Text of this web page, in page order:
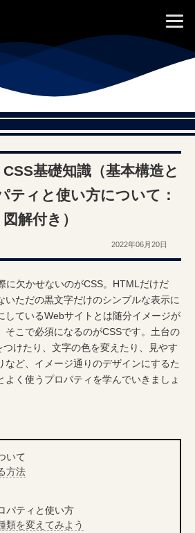
CSS基礎知識（基本構造と
ティと使い方について：
図解付き）
2022年06月20日
に欠かせないのがCSS。HTMLだけだ
いただの黒文字だけのシンプルな表示に
しているWebサイトとは随分イメージが
そこで必須になるのがCSSです。土台の
けたり、文字の色を変えたり、見やす
など、イメージ通りのデザインにするた
よく使うプロパティを学んでいきましょ
いて
方法
パティと使い方
類を変えてみよう